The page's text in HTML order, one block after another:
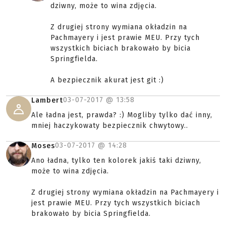
dziwny, może to wina zdjęcia.
Z drugiej strony wymiana okładzin na
Pachmayery i jest prawie MEU. Przy tych
wszystkich biciach brakowało by bicia
Springfielda.
A bezpiecznik akurat jest git :)
Lambert03-07-2017 @ 13:58
Ale ładna jest, prawda? :) Mogliby tylko dać inny,
mniej haczykowaty bezpiecznik chwytowy..
Moses03-07-2017 @ 14:28
Ano ładna, tylko ten kolorek jakiś taki dziwny,
może to wina zdjęcia.
Z drugiej strony wymiana okładzin na Pachmayery i
jest prawie MEU. Przy tych wszystkich biciach
brakowało by bicia Springfielda.